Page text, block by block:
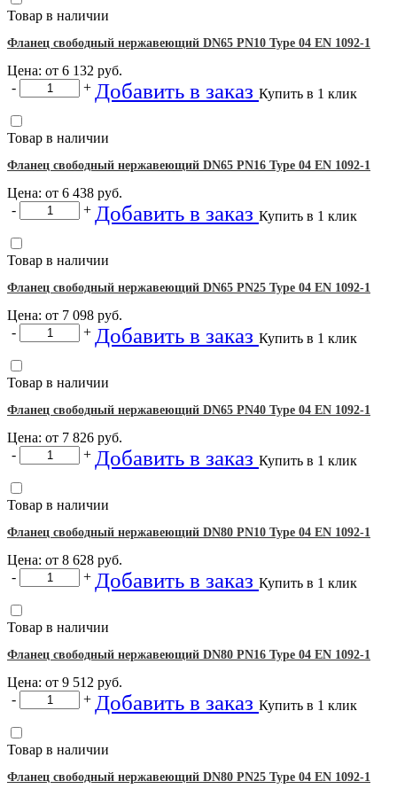
Товар в наличии
Фланец свободный нержавеющий DN65 PN10 Type 04 EN 1092-1
Цена: от 6 132 руб.
-
+ Добавить в заказ Купить в 1 клик
Товар в наличии
Фланец свободный нержавеющий DN65 PN16 Type 04 EN 1092-1
Цена: от 6 438 руб.
-
+ Добавить в заказ Купить в 1 клик
Товар в наличии
Фланец свободный нержавеющий DN65 PN25 Type 04 EN 1092-1
Цена: от 7 098 руб.
-
+ Добавить в заказ Купить в 1 клик
Товар в наличии
Фланец свободный нержавеющий DN65 PN40 Type 04 EN 1092-1
Цена: от 7 826 руб.
-
+ Добавить в заказ Купить в 1 клик
Товар в наличии
Фланец свободный нержавеющий DN80 PN10 Type 04 EN 1092-1
Цена: от 8 628 руб.
-
+ Добавить в заказ Купить в 1 клик
Товар в наличии
Фланец свободный нержавеющий DN80 PN16 Type 04 EN 1092-1
Цена: от 9 512 руб.
-
+ Добавить в заказ Купить в 1 клик
Товар в наличии
Фланец свободный нержавеющий DN80 PN25 Type 04 EN 1092-1